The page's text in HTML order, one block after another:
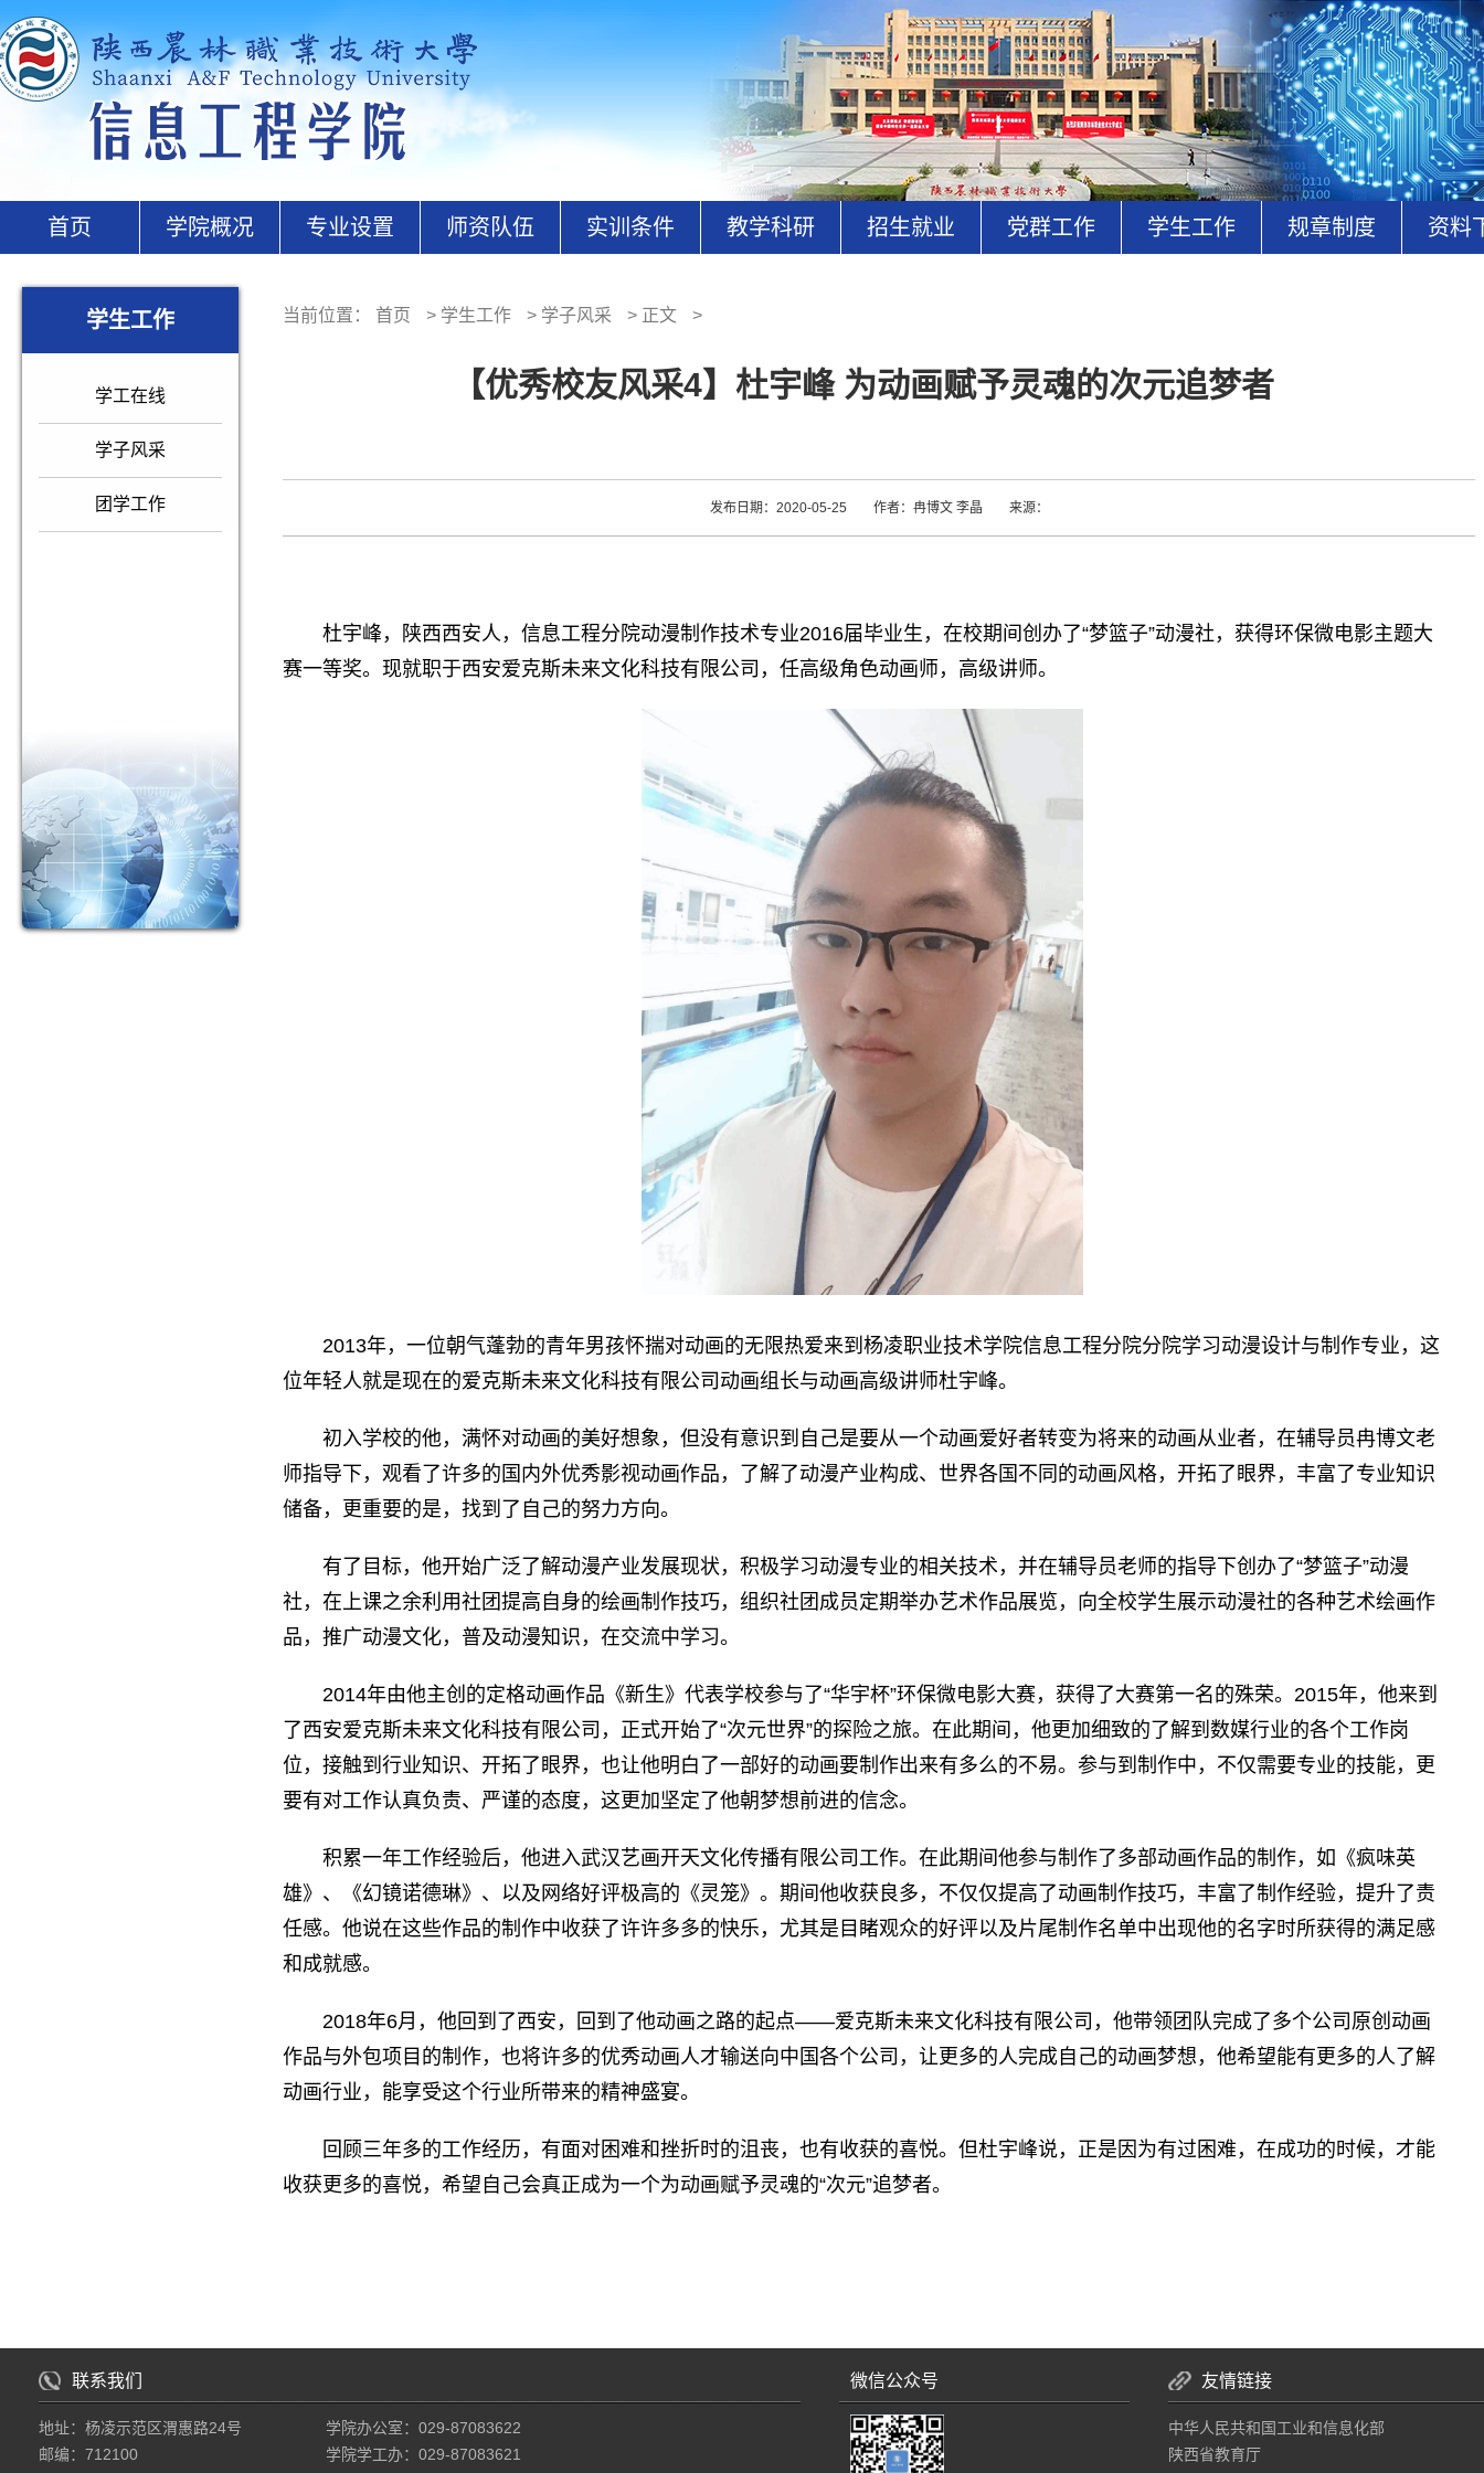
首页 学院概况 专业设置 师资队伍 实训条件 教学科研 招生就业 党群工作 学生工作 规章制度 资料
学生工作
学工在线
学子风采
团学工作
当前位置： 首页 > 学生工作 > 学子风采 > 正文 >
【优秀校友风采4】杜宇峰 为动画赋予灵魂的次元追梦者
发布日期：2020-05-25 作者：冉博文 李晶 来源：
杜宇峰，陕西西安人，信息工程分院动漫制作技术专业2016届毕业生，在校期间创办了“梦篮子”动漫社，获得环保微电影主题大
赛一等奖。现就职于西安爱克斯未来文化科技有限公司，任高级角色动画师，高级讲师。
2013年，一位朝气蓬勃的青年男孩怀揣对动画的无限热爱来到杨凌职业技术学院信息工程分院分院学习动漫设计与制作专业，这
位年轻人就是现在的爱克斯未来文化科技有限公司动画组长与动画高级讲师杜宇峰。
初入学校的他，满怀对动画的美好想象，但没有意识到自己是要从一个动画爱好者转变为将来的动画从业者，在辅导员冉博文老
师指导下，观看了许多的国内外优秀影视动画作品，了解了动漫产业构成、世界各国不同的动画风格，开拓了眼界，丰富了专业知识
储备，更重要的是，找到了自己的努力方向。
有了目标，他开始广泛了解动漫产业发展现状，积极学习动漫专业的相关技术，并在辅导员老师的指导下创办了“梦篮子”动漫
社，在上课之余利用社团提高自身的绘画制作技巧，组织社团成员定期举办艺术作品展览，向全校学生展示动漫社的各种艺术绘画作
品，推广动漫文化，普及动漫知识，在交流中学习。
2014年由他主创的定格动画作品《新生》代表学校参与了“华宇杯”环保微电影大赛，获得了大赛第一名的殊荣。2015年，他来到
了西安爱克斯未来文化科技有限公司，正式开始了“次元世界”的探险之旅。在此期间，他更加细致的了解到数媒行业的各个工作岗
位，接触到行业知识、开拓了眼界，也让他明白了一部好的动画要制作出来有多么的不易。参与到制作中，不仅需要专业的技能，更
要有对工作认真负责、严谨的态度，这更加坚定了他朝梦想前进的信念。
积累一年工作经验后，他进入武汉艺画开天文化传播有限公司工作。在此期间他参与制作了多部动画作品的制作，如《疯味英
雄》、《幻镜诺德琳》、以及网络好评极高的《灵笼》。期间他收获良多，不仅仅提高了动画制作技巧，丰富了制作经验，提升了责
任感。他说在这些作品的制作中收获了许许多多的快乐，尤其是目睹观众的好评以及片尾制作名单中出现他的名字时所获得的满足感
和成就感。
2018年6月，他回到了西安，回到了他动画之路的起点——爱克斯未来文化科技有限公司，他带领团队完成了多个公司原创动画
作品与外包项目的制作，也将许多的优秀动画人才输送向中国各个公司，让更多的人完成自己的动画梦想，他希望能有更多的人了解
动画行业，能享受这个行业所带来的精神盛宴。
回顾三年多的工作经历，有面对困难和挫折时的沮丧，也有收获的喜悦。但杜宇峰说，正是因为有过困难，在成功的时候，才能
收获更多的喜悦，希望自己会真正成为一个为动画赋予灵魂的“次元”追梦者。
联系我们
地址：杨凌示范区渭惠路24号
邮编：712100
学院办公室：029-87083622
学院学工办：029-87083621
微信公众号 友情链接
中华人民共和国工业和信息化部
陕西省教育厅